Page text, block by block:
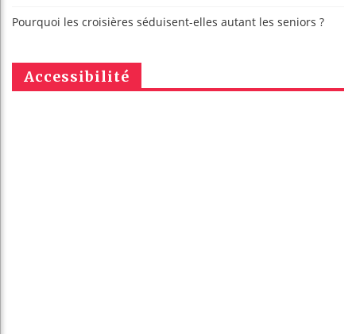
Pourquoi les croisières séduisent-elles autant les seniors ?
Accessibilité